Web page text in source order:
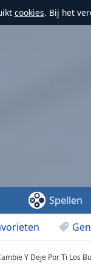
cookies. Bij het
Spellen
Y Deje Por Ti Los